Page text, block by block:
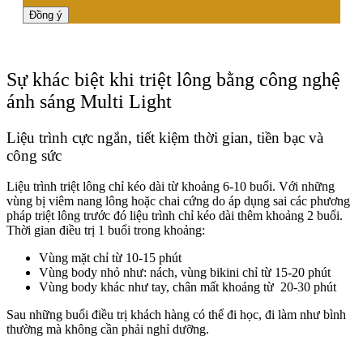
Sự khác biệt khi triệt lông bằng công nghệ
ánh sáng Multi Light
Liệu trình cực ngắn, tiết kiệm thời gian, tiền bạc và
công sức
Liệu trình triệt lông chỉ kéo dài từ khoảng 6-10 buổi. Với những
vùng bị viêm nang lông hoặc chai cứng do áp dụng sai các phương
pháp triệt lông trước đó liệu trình chỉ kéo dài thêm khoảng 2 buổi.
Thời gian điều trị 1 buổi trong khoảng:
Vùng mặt chỉ từ 10-15 phút
Vùng body nhỏ như: nách, vùng bikini chỉ từ 15-20 phút
Vùng body khác như tay, chân mất khoảng từ 20-30 phút
Sau những buổi điều trị khách hàng có thể đi học, đi làm như bình
thường mà không cần phải nghỉ dưỡng.